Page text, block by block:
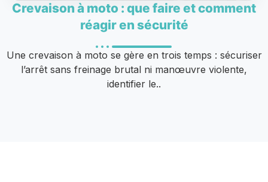
Crevaison à moto : que faire et comment
réagir en sécurité
Une crevaison à moto se gère en trois temps : sécuriser
l’arrêt sans freinage brutal ni manœuvre violente,
identifier le..